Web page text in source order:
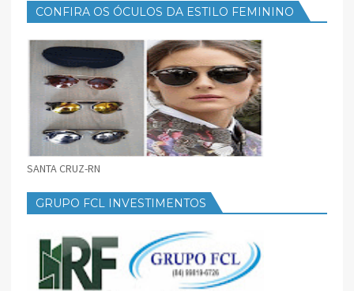
CONFIRA OS ÓCULOS DA ESTILO FEMININO
SANTA CRUZ-RN
GRUPO FCL INVESTIMENTOS